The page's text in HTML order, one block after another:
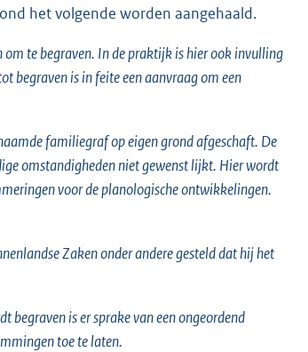
het volgende worden aangehaald.
om te begraven. In de praktijk is hier ook invulling
begraven is in feite een aanvraag om een
familiegraf op eigen grond afgeschaft. De
omstandigheden niet gewenst lijkt. Hier wordt
voor de planologische ontwikkelingen.
Zaken onder andere gesteld dat hij het
begraven is er sprake van een ongeordend
toe te laten.